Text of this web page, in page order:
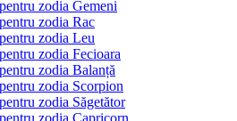
zodia Gemeni
zodia Rac
zodia Leu
zodia Fecioara
zodia Balanță
zodia Scorpion
zodia Săgetător
zodia Capricorn